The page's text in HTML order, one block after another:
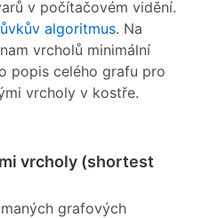
v počítačovém vidění.
algoritmus. Na
vrcholů minimální
popis celého grafu pro
vrcholy v kostře.
vrcholy (shortest
grafových